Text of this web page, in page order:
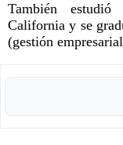
También
California y se
(gestión